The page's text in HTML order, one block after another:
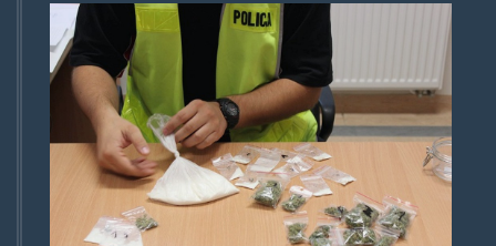
pieskihumor.jpg